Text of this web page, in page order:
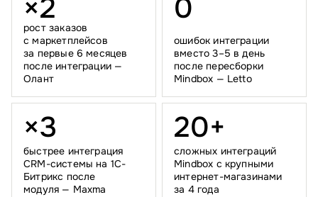
×2
рост заказов
с маркетплейсов
за первые 6 месяцев
после интеграции —
Олант
0
ошибок интеграции
вместо 3–5 в день
после пересборки
Mindbox — Letto
×3
быстрее интеграция
CRM-системы на 1С-
Битрикс после
модуля — Maxma
20+
сложных интеграций
Mindbox с крупными
интернет-магазинами
за 4 года